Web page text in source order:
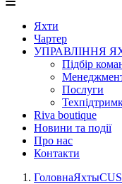
Яхти
Чартер
УПРАВЛІННЯ
Підбір
Послуги
Riva boutique
Новини та події
Про нас
Контакти
ГоловнаЯхты